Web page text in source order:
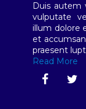
Duis autem
vulputate
illum dolore
et
praesent
Read More